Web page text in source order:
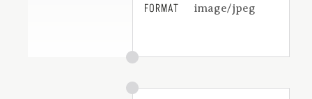
FORMAT image/jpeg